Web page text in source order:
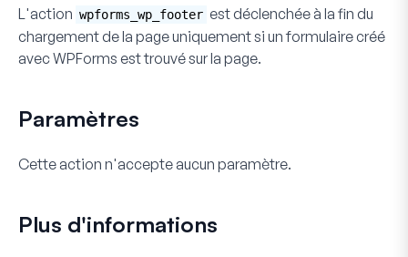
L'action wpforms_wp_footer est déclenchée à la fin du
chargement de la pageuniquement si un formulaire créé
avec WPForms est trouvé sur la page.
Paramètres
Cette action n'accepte aucun paramètre.
Plus d'informations